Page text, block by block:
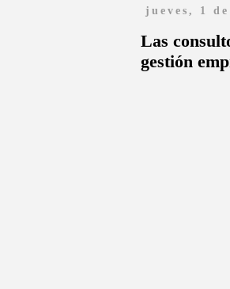
jueves, 1
Las
gestión